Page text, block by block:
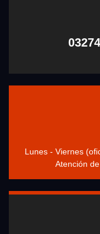
Lunes - Viernes
Atención